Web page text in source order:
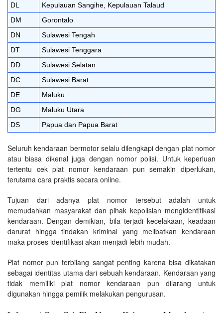
DL
Kepulauan Sangihe, Kepulauan Talaud
DM
Gorontalo
DN
Sulawesi Tengah
DT
Sulawesi Tenggara
DD
Sulawesi Selatan
DC
Sulawesi Barat
DE
Maluku
DG
Maluku Utara
DS
Papua dan Papua Barat
Seluruh kendaraan bermotor selalu dilengkapi dengan plat nomor
atau biasa dikenal juga dengan nomor polisi. Untuk keperluan
tertentu cek plat nomor kendaraan pun semakin diperlukan,
terutama cara praktis secara online.
Tujuan dari adanya plat nomor tersebut adalah untuk
memudahkan masyarakat dan pihak kepolisian mengidentifikasi
kendaraan. Dengan demikian, bila terjadi kecelakaan, keadaan
darurat hingga tindakan kriminal yang melibatkan kendaraan
maka proses identifikasi akan menjadi lebih mudah.
Plat nomor pun terbilang sangat penting karena bisa dikatakan
sebagai identitas utama dari sebuah kendaraan. Kendaraan yang
tidak memiliki plat nomor kendaraan pun dilarang untuk
digunakan hingga pemilik melakukan pengurusan.